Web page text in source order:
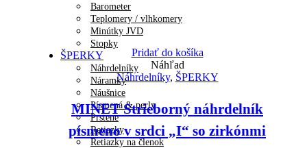
Barometer
Teplomery / vlhkomery
Minútky JVD
Stopky
ŠPERKY
Náhrdelníky
Náramky
Náušnice
Písmená & perly
Prstene
Retiazky
Retiazky na členok
Pridať do košíka
Náhľad
Náhrdelníky, ŠPERKY
MINET Strieborný náhrdelník
písmeno v srdci „I“ so zirkónmi